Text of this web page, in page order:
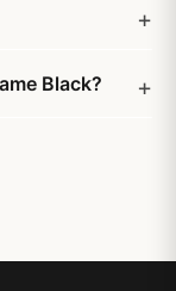
Black?